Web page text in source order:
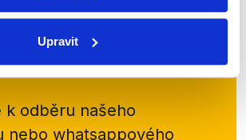
Upravit
v kontaktu
k odběru našeho
nebo whatsappového